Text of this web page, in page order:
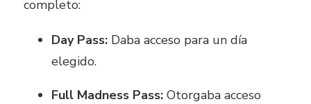
completo:
Day Pass: Daba acceso para un día
elegido.
Full Madness Pass: Otorgaba acceso